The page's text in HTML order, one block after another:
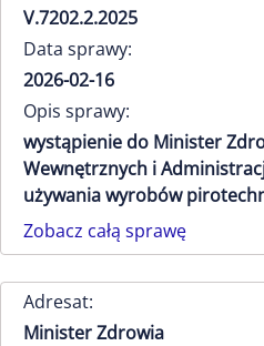
V.7202.2.2025
Data sprawy:
2026-02-16
Opis sprawy:
wystąpienie do Minister
Wewnętrznych i
używania wyrobów
Zobacz całą sprawę
Adresat:
Minister Zdrowia